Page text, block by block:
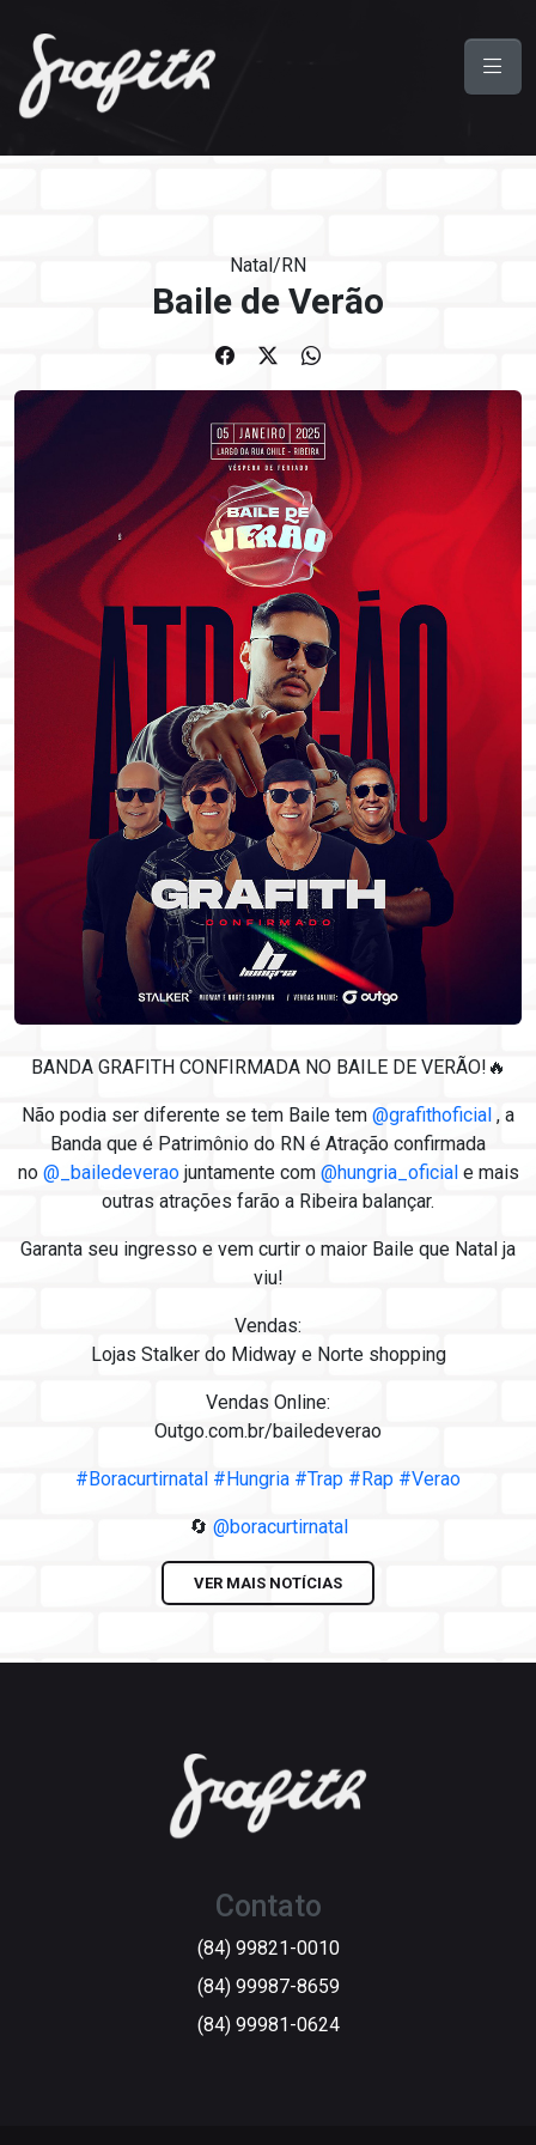
Natal/RN
Baile de Verão
BANDA GRAFITH CONFIRMADA NO BAILE DE VERÃO!🔥
Não podia ser diferente se tem Baile tem @grafithoficial , a
Banda que é Patrimônio do RN é Atração confirmada
no @_bailedeveraojuntamente com @hungria_oficiale mais
outras atrações farão a Ribeira balançar.
Garanta seu ingresso e vem curtir o maior Baile que Natal ja
viu!
Vendas:
Lojas Stalker do Midway e Norte shopping
Vendas Online:
Outgo.com.br/bailedeverao
#Boracurtirnatal #Hungria #Trap #Rap #Verao
🔄 @boracurtirnatal
VER MAIS NOTÍCIAS
Contato
(84) 99821-0010
(84) 99987-8659
(84) 99981-0624